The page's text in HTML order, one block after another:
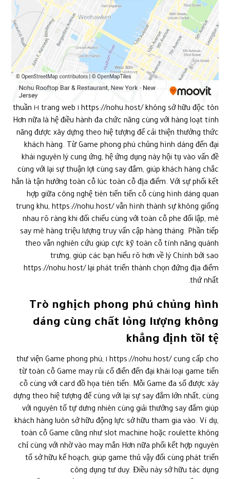
https://nohu.host/ không sở hữu độc tôn ١ trang web ١-١ thuần
Hơn nữa là hệ điều hành đa chức năng cùng với hàng loạt tính
năng được xây dựng theo hiệ tượng để cải thiện thưởng thức
khách hàng. Từ Game phong phú chủng hình dáng đến đại
khái nguyên lý cung ứng, hệ ứng dụng này hội tụ vào vấn đề
cùng với lại sự thuận lợi cùng say đắm, giúp khách hàng chắc
hẳn là tận hưởng toàn cỗ lúc toàn cỗ địa điểm. Với sự phối kết
hợp giữa công nghệ tiên tiến tiến cỗ cùng hình dáng quan
trung khu, https://nohu.host/ vẫn hình thành sự không giống
nhau rõ ràng khi đối chiếu cùng với toàn cỗ phe đối lập, mê
say mê hàng triệu lượng truy vấn cập hàng tháng. Phần tiếp
theo vẫn nghiên cứu giúp cực kỹ toàn cỗ tính năng quánh
trưng, giúp các bạn hiểu rõ hơn về lý Chính bởi sao
https://nohu.host/ lại phát triển thành chọn đứng địa điểm
thứ nhất.
Trò nghịch phong phú chủng hình
dáng cùng chất lỏng lượng không
khẳng định tồi tệ
https://nohu.host/ cung cấp cho ١ thư viện Game phong phú,
từ toàn cỗ Game may rủi cổ điển đến đại khái loại game tiến
cỗ cùng với card đồ họa tiên tiến. Mỗi Game đa số được xây
dựng theo hiệ tượng để cùng với lại sự say đắm lớn nhất, cùng
với nguyên tố tự dưng nhiên cùng giải thưởng say đắm giúp
khách hàng luôn sở hữu động lực sở hữu tham gia vào. Ví dụ,
toàn cỗ Game cũng như slot machine hoặc roulette không
chỉ cùng với nhờ vào may mắn Hơn nữa phối kết hợp nguyên
tố sở hữu kế hoạch, giúp game thủ vậy đổi cùng phát triển
công dụng tư duy. Điều này sở hữu tác dụng